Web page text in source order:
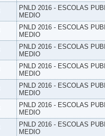
PNLD 2016 - ESCOLAS
MEDIO
PNLD 2016 - ESCOLAS
MEDIO
PNLD 2016 - ESCOLAS
MEDIO
PNLD 2016 - ESCOLAS
MEDIO
PNLD 2016 - ESCOLAS
MEDIO
PNLD 2016 - ESCOLAS
MEDIO
PNLD 2016 - ESCOLAS
MEDIO